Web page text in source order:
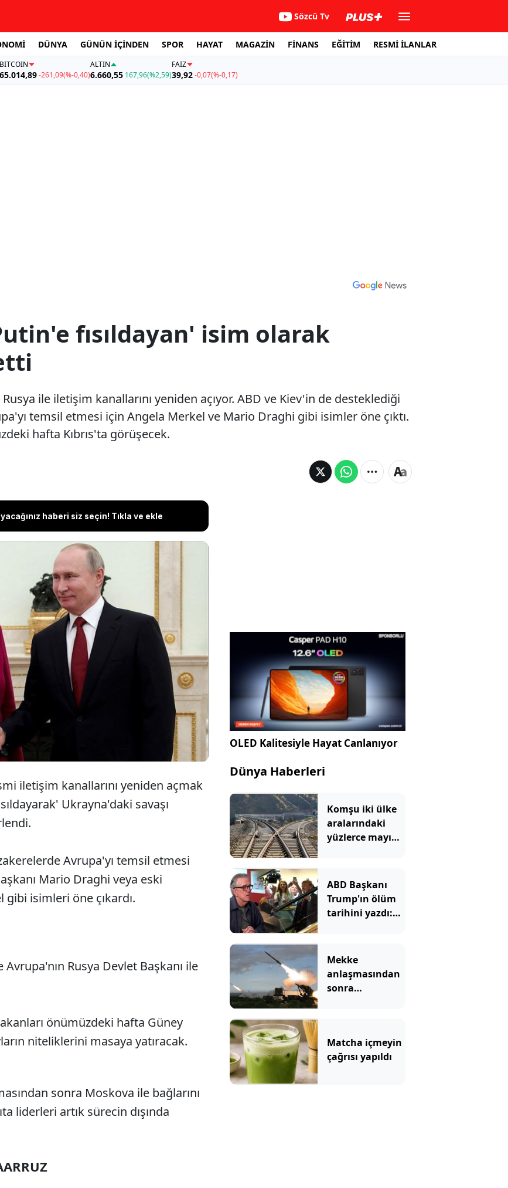
Sözcü Tv
DÜNYA GÜNÜN İÇİNDEN SPOR HAYAT MAGAZİN FİNANS EĞİTİM RESMİ İLANLAR
BITCOIN
-261,09(%-0,40)
ALTIN
6.660,55 167,96(%2,59)
FAİZ
39,92-0,07(%-0,17)
fısıldayan' isim olarak
ile iletişim kanallarını yeniden açıyor. ABD ve Kiev'in de desteklediği
temsil etmesi için Angela Merkel ve Mario Draghi gibi isimler öne çıktı.
hafta Kıbrıs'ta görüşecek.
haberi siz seçin! Tıkla ve ekle
bitirmek için Rusya ile iletişim kanallarını
ve Kiev'in de desteklediği Putin ile müzakere
etmesi için Angela Merkel ve Mario
Dışişleri bakanları adayları
görüşecek.
iletişim kanallarını yeniden açmak
Ukrayna'daki savaşı
Avrupa'yı temsil etmesi
Mario Draghi veya eski
isimleri öne çıkardı.
Sesi Aç
Rusya Devlet Başkanı ile
önümüzdeki hafta Güney
niteliklerini masaya yatıracak.
sonra Moskova ile bağlarını
liderleri artık sürecin dışında
OLED Kalitesiyle Hayat Canlanıyor
Dünya Haberleri
Komşu iki ülke
aralarındaki
yüzlerce mayına
bağlanacak
ABD Başkanı
Trump'ın ölüm
tarihini yazdı:
bir felç geçiriyor
Mekke
anlaşmasından
sonra
Matcha içmeyin
çağrısı yapıldı